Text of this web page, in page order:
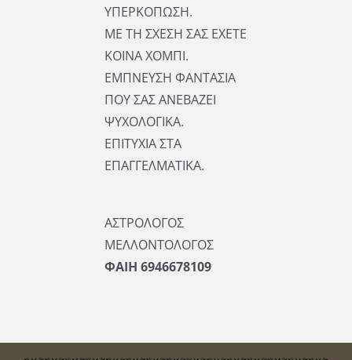
ΥΠΕΡΚΟΠΩΣΗ.
ΜΕ ΤΗ ΣΧΕΣΗ ΣΑΣ ΕΧΕΤΕ
ΚΟΙΝΑ ΧΟΜΠΙ.
ΕΜΠΝΕΥΣΗ ΦΑΝΤΑΣΙΑ
ΠΟΥ ΣΑΣ ΑΝΕΒΑΖΕΙ
ΨΥΧΟΛΟΓΙΚΑ.
ΕΠΙΤΥΧΙΑ ΣΤΑ
ΕΠΑΓΓΕΛΜΑΤΙΚΑ.
ΑΣΤΡΟΛΟΓΟΣ
ΜΕΛΛΟΝΤΟΛΟΓΟΣ
ΦΑΙΗ 6946678109